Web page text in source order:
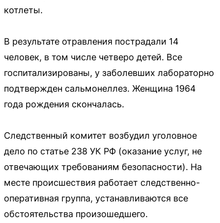
котлеты.
В результате отравления пострадали 14
человек, в том числе четверо детей. Все
госпитализированы, у заболевших лабораторно
подтвержден сальмонеллез. Женщина 1964
года рождения скончалась.
Следственный комитет возбудил уголовное
дело по статье 238 УК РФ (оказание услуг, не
отвечающих требованиям безопасности). На
месте происшествия работает следственно-
оперативная группа, устанавливаются все
обстоятельства произошедшего.